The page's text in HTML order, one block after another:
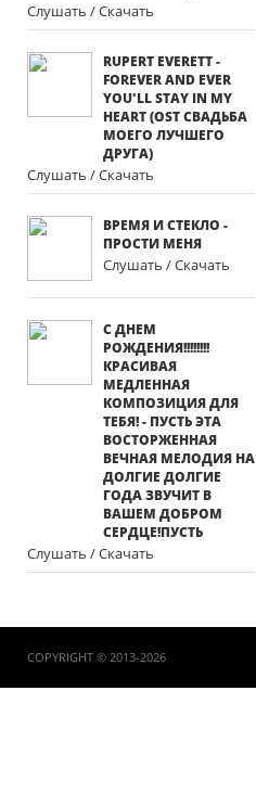
Слушать / Скачать
RUPERT EVERETT -
FOREVER AND EVER
YOU'LL STAY IN MY
HEART (OST СВАДЬБА
МОЕГО ЛУЧШЕГО
ДРУГА)
Слушать / Скачать
ВРЕМЯ И СТЕКЛО -
ПРОСТИ МЕНЯ
Слушать / Скачать
С ДНЕМ
РОЖДЕНИЯ!!!!!!!!
КРАСИВАЯ
МЕДЛЕННАЯ
КОМПОЗИЦИЯ ДЛЯ
ТЕБЯ! - ПУСТЬ ЭТА
ВОСТОРЖЕННАЯ
ВЕЧНАЯ МЕЛОДИЯ НА
ДОЛГИЕ ДОЛГИЕ
ГОДА ЗВУЧИТ В
ВАШЕМ ДОБРОМ
СЕРДЦЕ!ПУСТЬ
Слушать / Скачать
COPYRIGHT © 2013-2026